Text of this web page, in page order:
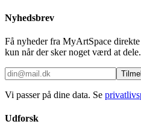
Nyhedsbrev
Få nyheder fra MyArtSpace
kun når der sker noget værd at dele.
Vi passer på dine data. Se
Udforsk